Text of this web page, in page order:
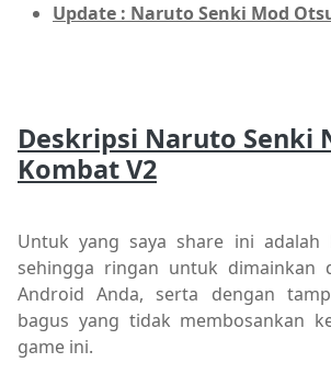
Update : Naruto Senki Mod
Deskripsi Naruto Senki
Kombat V2
Untuk yang saya share ini adalah
sehingga ringan untuk dimainkan
Android Anda, serta dengan
bagus yang tidak membosankan
game ini.